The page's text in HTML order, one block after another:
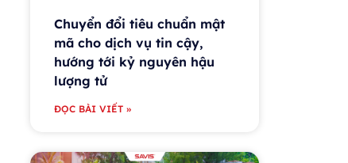
Chuyển đổi tiêu chuẩn mật
mã cho dịch vụ tin cậy,
hướng tới kỷ nguyên hậu
lượng tử
ĐỌC BÀI VIẾT »